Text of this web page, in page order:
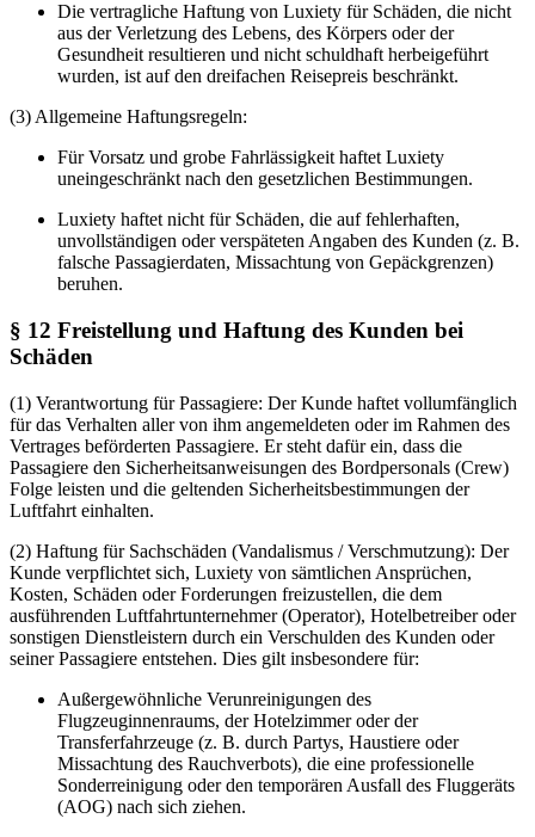
Die vertragliche Haftung von Luxiety für Schäden, die nicht
aus der Verletzung des Lebens, des Körpers oder der
Gesundheit resultieren und nicht schuldhaft herbeigeführt
wurden, ist auf den dreifachen Reisepreis beschränkt.
(3) Allgemeine Haftungsregeln:
Für Vorsatz und grobe Fahrlässigkeit haftet Luxiety
uneingeschränkt nach den gesetzlichen Bestimmungen.
Luxiety haftet nicht für Schäden, die auf fehlerhaften,
unvollständigen oder verspäteten Angaben des Kunden (z. B.
falsche Passagierdaten, Missachtung von Gepäckgrenzen)
beruhen.
§ 12 Freistellung und Haftung des Kunden bei
Schäden
(1) Verantwortung für Passagiere: Der Kunde haftet vollumfänglich
für das Verhalten aller von ihm angemeldeten oder im Rahmen des
Vertrages beförderten Passagiere. Er steht dafür ein, dass die
Passagiere den Sicherheitsanweisungen des Bordpersonals (Crew)
Folge leisten und die geltenden Sicherheitsbestimmungen der
Luftfahrt einhalten.
(2) Haftung für Sachschäden (Vandalismus / Verschmutzung): Der
Kunde verpflichtet sich, Luxiety von sämtlichen Ansprüchen,
Kosten, Schäden oder Forderungen freizustellen, die dem
ausführenden Luftfahrtunternehmer (Operator), Hotelbetreiber oder
sonstigen Dienstleistern durch ein Verschulden des Kunden oder
seiner Passagiere entstehen. Dies gilt insbesondere für:
Außergewöhnliche Verunreinigungen des
Flugzeuginnenraums, der Hotelzimmer oder der
Transferfahrzeuge (z. B. durch Partys, Haustiere oder
Missachtung des Rauchverbots), die eine professionelle
Sonderreinigung oder den temporären Ausfall des Fluggeräts
(AOG) nach sich ziehen.